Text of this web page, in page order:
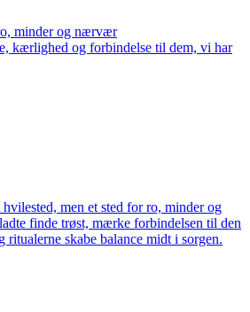
minder og nærvær
kærlighed og forbindelse til dem, vi har
men et sted for ro, minder og
finde trøst, mærke forbindelsen til den
ritualerne skabe balance midt i sorgen.